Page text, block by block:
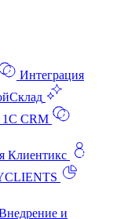
Интеграция
1C CRM
Клиентикс
и